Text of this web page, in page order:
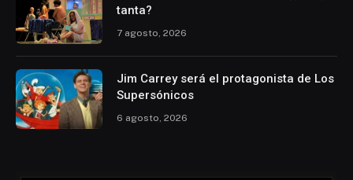
tanta?
7 agosto, 2026
Jim Carrey será el protagonista de Los
Supersónicos
6 agosto, 2026